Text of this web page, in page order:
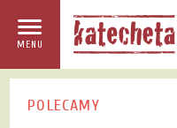
MENU
POLECAMY